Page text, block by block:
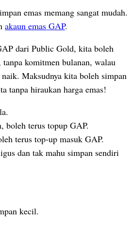
emas memang sangat mudah.
akaun emas GAP.
dari Public Gold, kita boleh
komitmen bulanan, walau
naik. Maksudnya kita boleh simpan
tanpa hiraukan harga emas!
boleh terus topup GAP.
terus top-up masuk GAP.
dan tak mahu simpan sendiri
kecil.